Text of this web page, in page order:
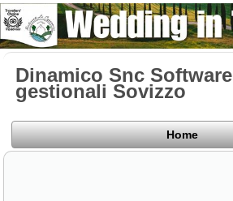
Dinamico Snc Software
gestionali Sovizzo
Home